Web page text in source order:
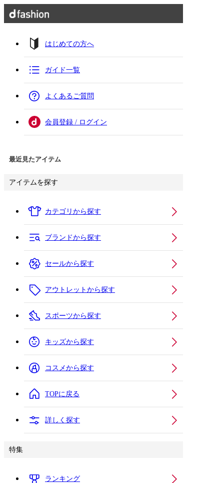
はじめての方へ
ガイド一覧
よくあるご質問
会員登録 / ログイン
最近見たアイテム
アイテムを探す
カテゴリから探す
ブランドから探す
セールから探す
アウトレットから探す
スポーツから探す
キッズから探す
コスメから探す
TOPに戻る
詳しく探す
特集
ランキング